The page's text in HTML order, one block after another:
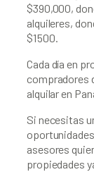
$390,000,
alquileres,
$1500.
Cada día en
compradores
alquilar en
Si necesitas
asesores
propiedades